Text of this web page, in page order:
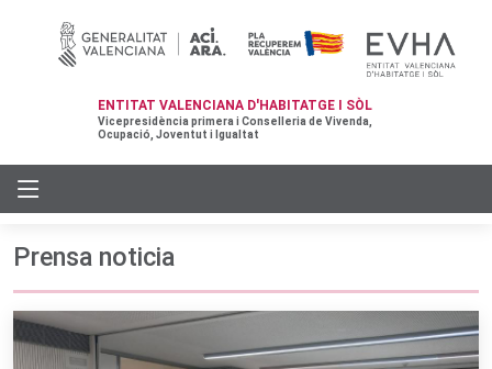
ENTITAT VALENCIANA D'HABITATGE I SÒL
Vicepresidència primera i Conselleria de Vivenda,
Ocupació, Joventut i Igualtat
Prensa noticia